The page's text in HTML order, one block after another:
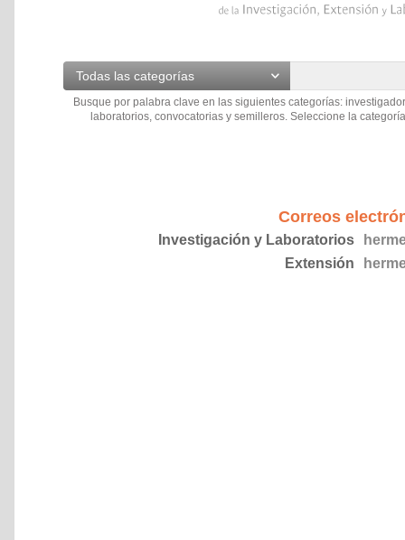
Todas las categorías
Busque por palabra clave en las siguientes categorías:
laboratorios, convocatorias y semilleros. Seleccione la
Correos
Investigación y Laboratorios
Extensión